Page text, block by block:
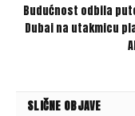
Budućnost odbila
Dubai na utakmicu
SLIČNE OBJAVE